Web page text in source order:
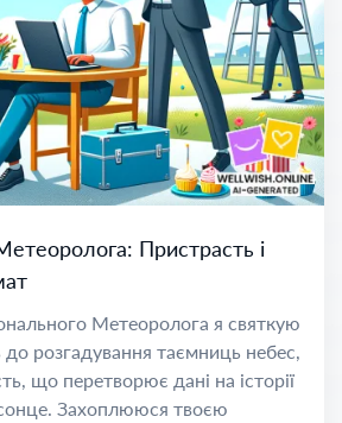
Пристрасть і
Метеоролога я святкую
розгадування таємниць небес,
що перетворює дані на історії
Захоплююся твоєю